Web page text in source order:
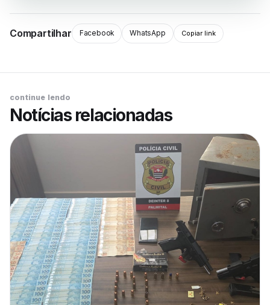
Compartilhar Facebook WhatsApp Copiar link
continue lendo
Notícias relacionadas